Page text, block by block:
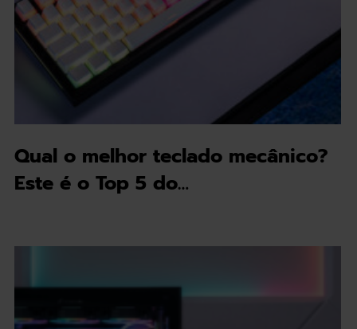
Qual o melhor teclado mecânico?
Este é o Top 5 do…